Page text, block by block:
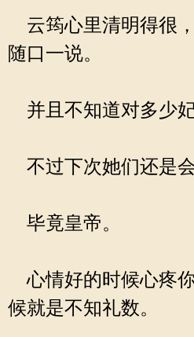
云筠心里清明得很
随口一说。
并且不知道对多少妃
不过下次她们还是会
毕竟皇帝。
心情好的时候心疼
候就是不知礼数。